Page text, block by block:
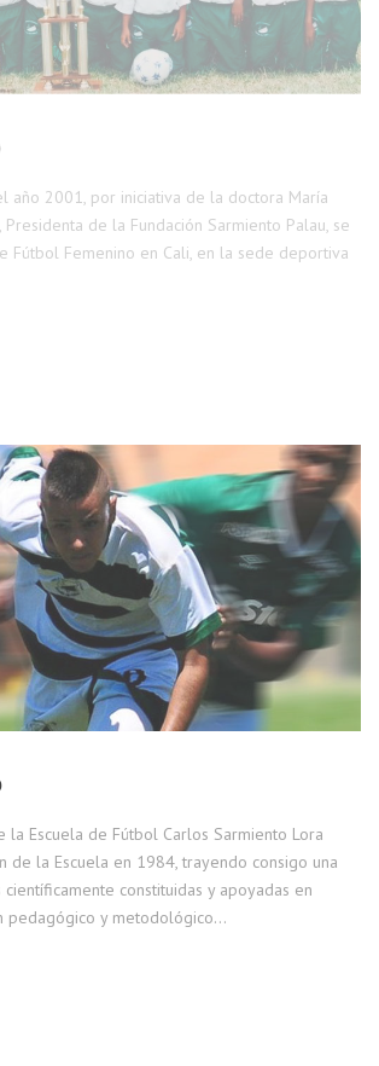
año 2001, por iniciativa de la doctora María
Presidenta de la Fundación Sarmiento Palau, se
Fútbol Femenino en Cali, en la sede deportiva
la Escuela de Fútbol Carlos Sarmiento Lora
de la Escuela en 1984, trayendo consigo una
constituidas y apoyadas en
pedagógico y metodológico…